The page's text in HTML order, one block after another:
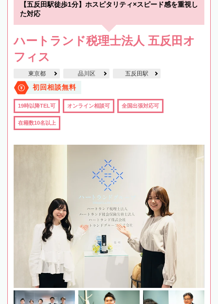
【五反田駅徒歩1分】ホスピタリティ×スピード感を重視し
た対応
ハートランド税理士法人 五反田オ
フィス
東京都 品川区 五反田駅
初回相談無料
19時以降TEL可 オンライン相談可 全国出張対応可
在籍数10名以上